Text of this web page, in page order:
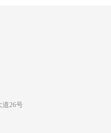
道26号